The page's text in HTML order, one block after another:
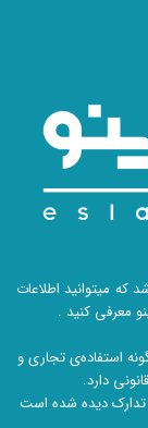
که میتوانید اطلاعات
معرفی کنید .
استفاده‌ی تجاری و
دارد.
تدارک دیده شده است